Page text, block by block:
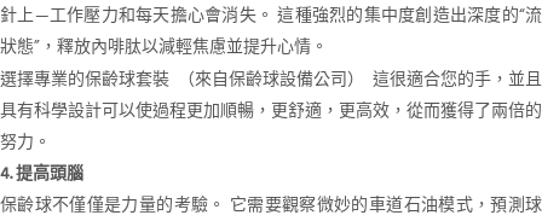
針上—工作壓力和每天擔心會消失。 這種強烈的集中度創造出深度的“流
狀態”，釋放內啡肽以減輕焦慮並提升心情。
選擇專業的保齡球套裝
（來自保齡球設備公司）
這很適合您的手，並且
具有科學設計可以使過程更加順暢，更舒適，更高效，從而獲得了兩倍的
努力。
4. 提高頭腦
保齡球不僅僅是力量的考驗。 它需要觀察微妙的車道石油模式，預測球